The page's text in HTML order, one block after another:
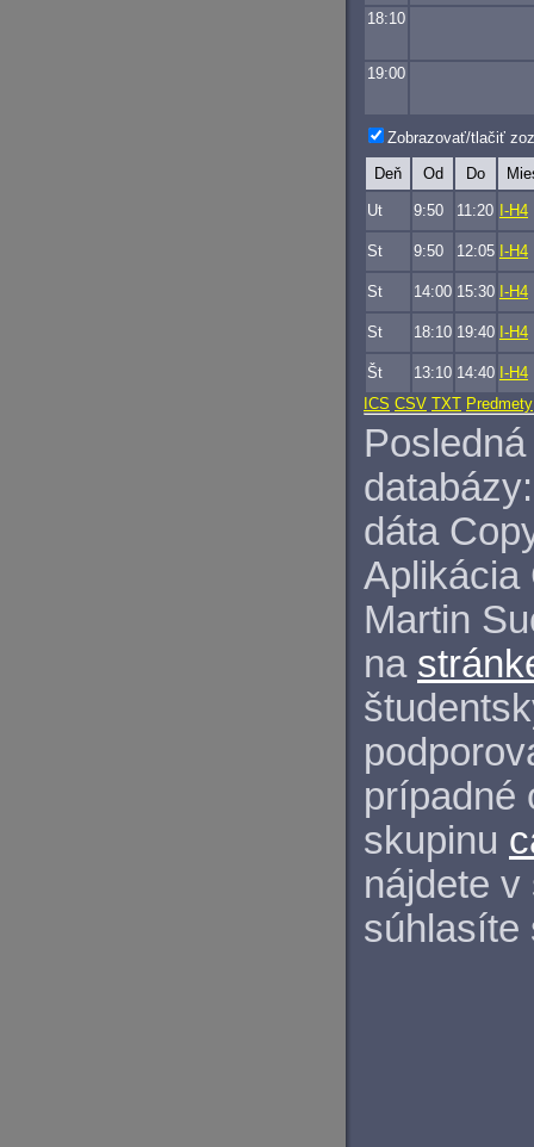
18:10
19:00
Zobrazovať/tlačiť
Deň Od Do
Ut 9:50 11:20 I-H4
St 9:50 12:05 I-H4
St 14:00 15:30 I-H4
St 18:10 19:40 I-H4
Št 13:10 14:40 I-H4
ICS CSV TXT Predmety
databázy:
dáta
Aplikácia
Martin
na
prípadné
skupinu
nájdete